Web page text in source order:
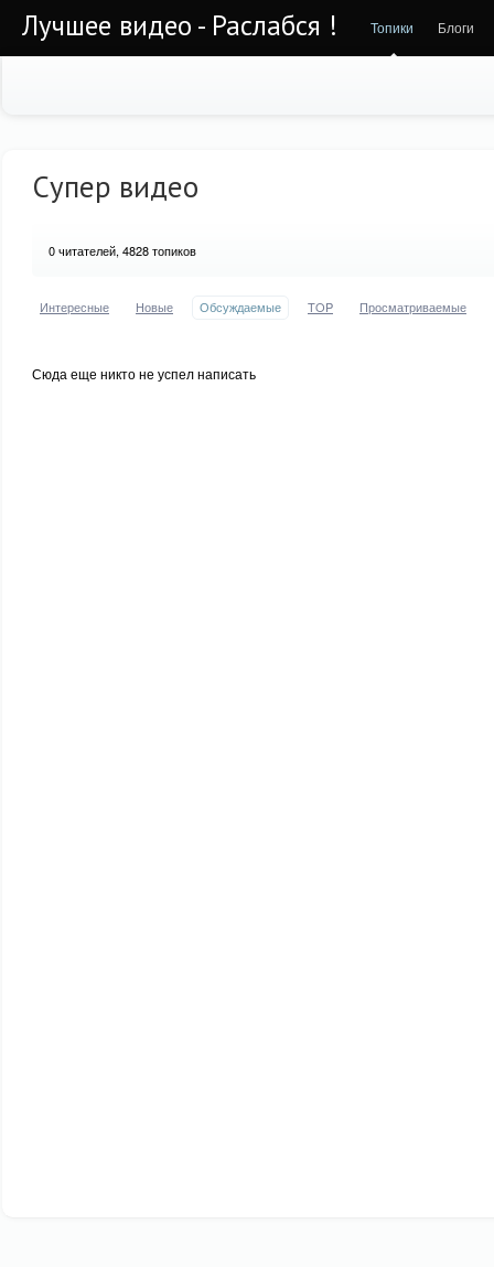
Лучшее видео - Раслабся ! Топики Блоги
Супер видео
0читателей, 4828 топиков
Интересные Новые Обсуждаемые TOP Просматриваемые
Сюда еще никто не успел написать